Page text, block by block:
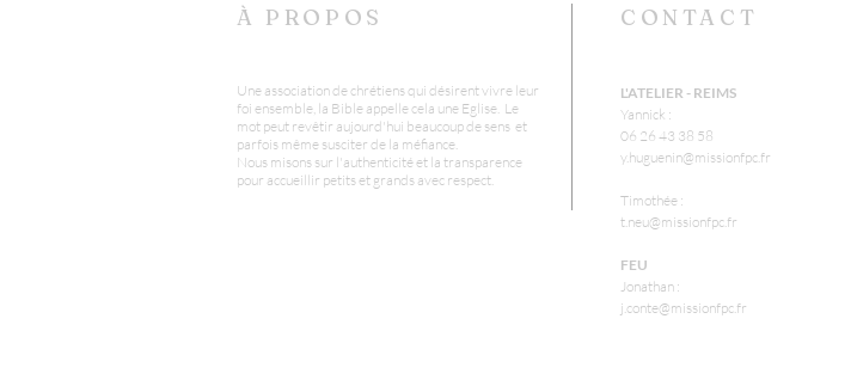
À PROPOS
Une association de chrétiens qui désirent vivre leur
foi ensemble, la Bible appelle cela une Eglise. Le
mot peut revêtir aujourd'hui beaucoup de sens et
parfois même susciter de la méfiance.
Nous misons sur l'authenticité et la transparence
pour accueillir petits et grands avec respect.
CONTACT
L'ATELIER - REIMS
Yannick :
06 26 43 38 58
y.huguenin@missionfpc.fr
Timothée :
t.neu@missionfpc.fr
FEU
Jonathan :
j.conte@missionfpc.fr